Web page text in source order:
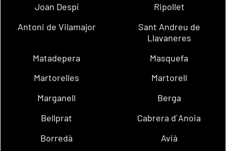
Joan Despí
Ripollet
Antoni de Vilamajor
Sant Andreu de
Llavaneres
Matadepera
Masquefa
Martorelles
Martorell
Marganell
Berga
Bellprat
Cabrera d´Anoia
Borredà
Avià